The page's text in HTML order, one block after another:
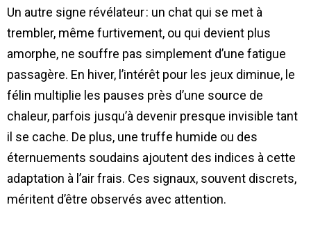
Un autre signe révélateur : un chat qui se met à
trembler, même furtivement, ou qui devient plus
amorphe, ne souffre pas simplement d’une fatigue
passagère. En hiver, l’intérêt pour les jeux diminue, le
félin multiplie les pauses près d’une source de
chaleur, parfois jusqu’à devenir presque invisible tant
il se cache. De plus, une truffe humide ou des
éternuements soudains ajoutent des indices à cette
adaptation à l’air frais. Ces signaux, souvent discrets,
méritent d’être observés avec attention.